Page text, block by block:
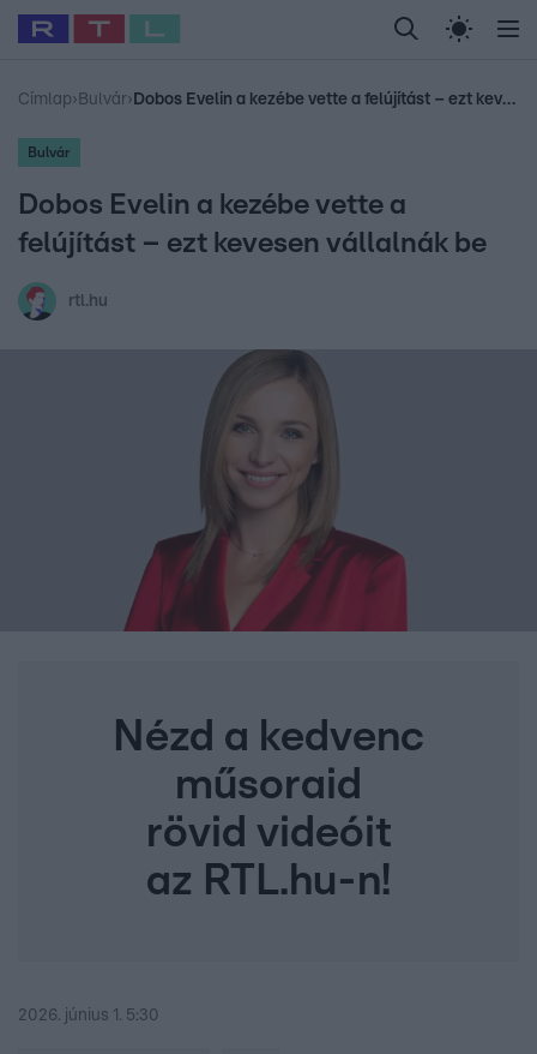
Legfrissebb RTL Híradó Randi Celeb vagyok,
Babits Marcella Most Wanted Gallusz
Címlap› Bulvár› Dobos Evelin a kezébe vette a felújítást – ezt kevesen vállalnák be
Bulvár
Dobos Evelin a kezébe vette a
felújítást – ezt kevesen vállalnák be
rtl.hu
Nézd a kedvenc
műsoraid
rövid videóit
az RTL.hu-n!
2026. június 1. 5:30